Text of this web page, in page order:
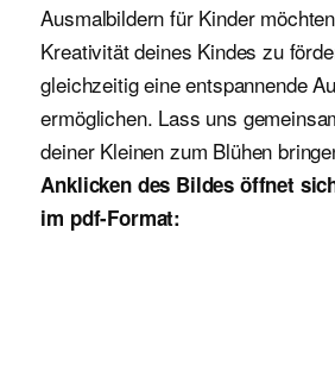
Ausmalbildern für Kinder
Kreativität deines Kindes zu
gleichzeitig eine entspannende
ermöglichen. Lass uns
deiner Kleinen zum Blühen
Anklicken des Bildes öffnet
im pdf-Format: